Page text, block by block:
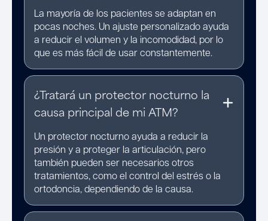
La mayoría de los pacientes se adaptan en
pocas noches. Un ajuste personalizado ayuda
a reducir el volumen y la incomodidad, por lo
que es más fácil de usar constantemente.
¿Tratará un protector nocturno la
causa principal de mi ATM?
Un protector nocturno ayuda a reducir la
presión y a proteger la articulación, pero
también pueden ser necesarios otros
tratamientos, como el control del estrés o la
ortodoncia, dependiendo de la causa.